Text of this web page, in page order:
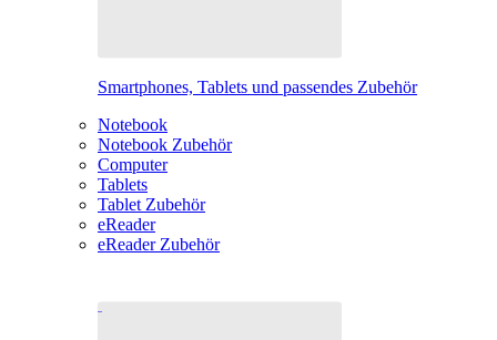
Smartphones, Tablets und passendes Zubehör
Notebook
Notebook Zubehör
Computer
Tablets
Tablet Zubehör
eReader
eReader Zubehör